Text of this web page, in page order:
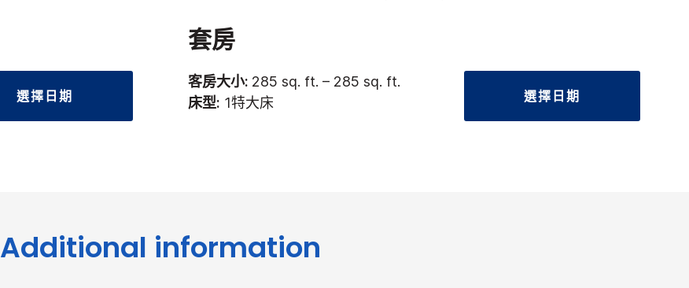
選擇日期
套房
客房大小: 285 sq. ft. – 285 sq. ft.
床型: 1特大床 選擇日期
Additional information